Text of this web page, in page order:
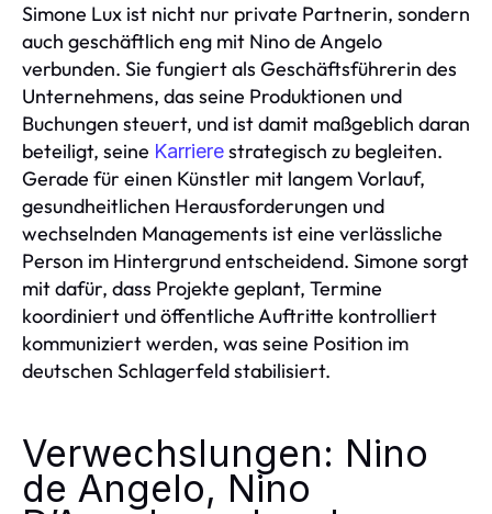
Simone Lux ist nicht nur private Partnerin, sondern
auch geschäftlich eng mit Nino de Angelo
verbunden. Sie fungiert als Geschäftsführerin des
Unternehmens, das seine Produktionen und
Buchungen steuert, und ist damit maßgeblich daran
beteiligt, seine Karrierestrategisch zu begleiten.
Gerade für einen Künstler mit langem Vorlauf,
gesundheitlichen Herausforderungen und
wechselnden Managements ist eine verlässliche
Person im Hintergrund entscheidend. Simone sorgt
mit dafür, dass Projekte geplant, Termine
koordiniert und öffentliche Auftritte kontrolliert
kommuniziert werden, was seine Position im
deutschen Schlagerfeld stabilisiert.
Verwechslungen: Nino
de Angelo, Nino